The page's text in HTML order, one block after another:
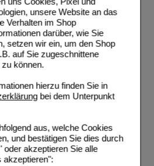
unsere Website an das
Verhalten im Shop
darüber, wie Sie
setzen wir ein, um den Shop
auf Sie zugeschnittene
können.
hierzu finden Sie in
bei dem Unterpunkt
aus, welche Cookies
und bestätigen Sie dies durch
oder akzeptieren Sie alle
akzeptieren":